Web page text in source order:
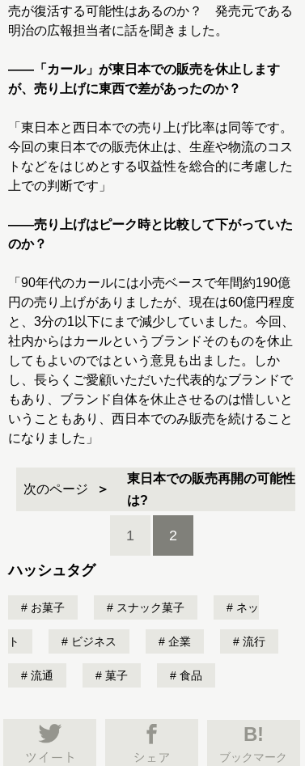
売が復活する可能性はあるのか？ 発売元である
明治の広報担当者に話を聞きました。
――「カール」が東日本での販売を休止します
が、売り上げに東西で差があったのか？
「東日本と西日本での売り上げ比率は同等です。
今回の東日本での販売休止は、生産や物流のコス
トなどをはじめとする収益性を総合的に考慮した
上での判断です」
――売り上げはピーク時と比較して下がっていた
のか？
「90年代のカールには小売ベースで年間約190億
円の売り上げがありましたが、現在は60億円程度
と、3分の1以下にまで減少していました。今回、
社内からはカールというブランドそのものを休止
してもよいのではという意見も出ました。しか
し、長らくご愛顧いただいた代表的なブランドで
もあり、ブランド自体を休止させるのは惜しいと
いうこともあり、西日本でのみ販売を続けること
になりました」
次のページ
東日本での販売再開の可能性
は?
1 2
ハッシュタグ
お菓子 スナック菓子 ネッ
ト ビジネス 企業 流行
流通 菓子 食品
B!
ブックマーク